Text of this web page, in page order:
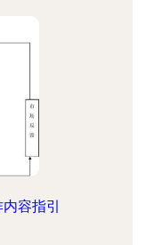
容指引